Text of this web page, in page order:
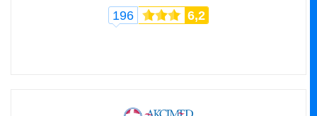
196 6,2